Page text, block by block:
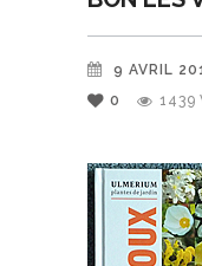
9 AVRIL
0
1439